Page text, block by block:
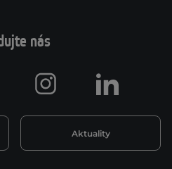
nás
Aktuality
Instagram LinkedIn